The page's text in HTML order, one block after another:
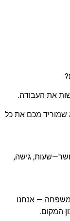
את העבודה.
מכם את כל
גישה,
משפחה — אנחנו
המקום.